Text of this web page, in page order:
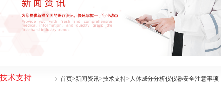
技术支持 首页>新闻资讯>技术支持>人体成分分析仪仪器安全注意事项